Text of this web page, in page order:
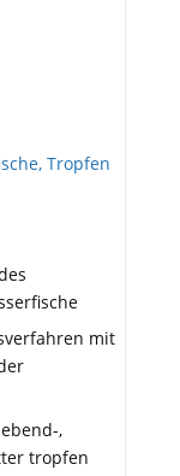
Tropfen
mit
,
tropfen